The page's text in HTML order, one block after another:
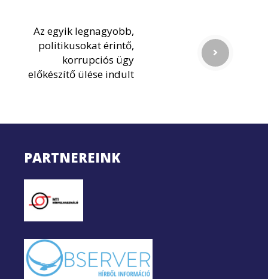
Az egyik legnagyobb,
politikusokat érintő,
korrupciós ügy
előkészítő ülése indult
PARTNEREINK